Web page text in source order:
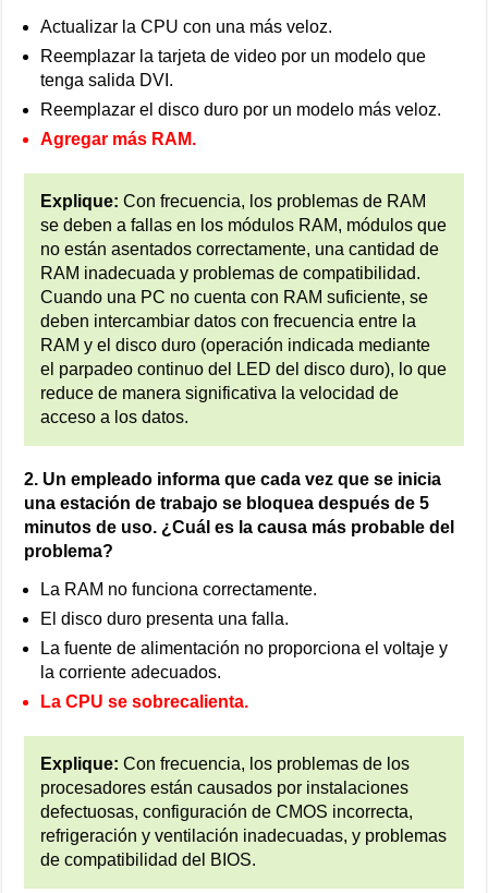
Actualizar la CPU con una más veloz.
Reemplazar la tarjeta de video por un modelo que
tenga salida DVI.
Reemplazar el disco duro por un modelo más veloz.
Agregar más RAM.
Explique:Con frecuencia, los problemas de RAM
se deben a fallas en los módulos RAM, módulos que
no están asentados correctamente, una cantidad de
RAM inadecuada y problemas de compatibilidad.
Cuando una PC no cuenta con RAM suficiente, se
deben intercambiar datos con frecuencia entre la
RAM y el disco duro (operación indicada mediante
el parpadeo continuo del LED del disco duro), lo que
reduce de manera significativa la velocidad de
acceso a los datos.
2. Un empleado informa que cada vez que se inicia
una estación de trabajo se bloquea después de 5
minutos de uso. ¿Cuál es la causa más probable del
problema?
La RAM no funciona correctamente.
El disco duro presenta una falla.
La fuente de alimentación no proporciona el voltaje y
la corriente adecuados.
La CPU se sobrecalienta.
Explique:Con frecuencia, los problemas de los
procesadores están causados por instalaciones
defectuosas, configuración de CMOS incorrecta,
refrigeración y ventilación inadecuadas, y problemas
de compatibilidad del BIOS.